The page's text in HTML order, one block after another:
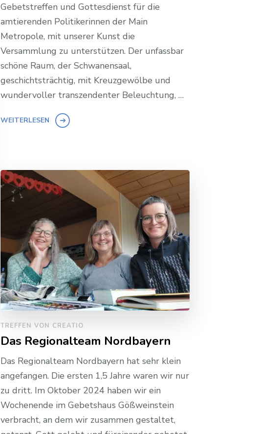
Gebetstreffen und Gottesdienst für die
amtierenden Politikerinnen der Main
Metropole, mit unserer Kunst die
Versammlung zu unterstützen. Der unfassbar
schöne Raum, der Schwanensaal,
geschichtsträchtig, mit Kreuzgewölbe und
wundervoller transzendenter Beleuchtung, …
WEITERLESEN
TREFFEN VON CREATIO
Das Regionalteam Nordbayern
Das Regionalteam Nordbayern hat sehr klein
angefangen. Die ersten 1,5 Jahre waren wir nur
zu dritt. Im Oktober 2024 haben wir ein
Wochenende im Gebetshaus Gößweinstein
verbracht, an dem wir zusammen gestaltet,